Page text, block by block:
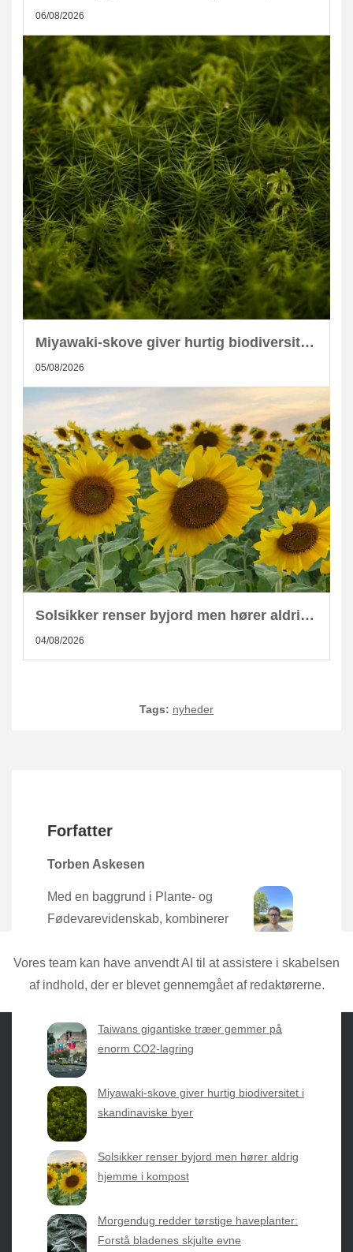
06/08/2026
Miyawaki-skove giver hurtig biodiversitet i skandinaviske byer
05/08/2026
Solsikker renser byjord men hører aldrig hjemme i kompost
04/08/2026
Tags: nyheder
Forfatter
Torben Askesen
Med en baggrund i Plante- og
Fødevarevidenskab, kombinerer
praktisk erfaring direkte fra mulden.
Taiwans gigantiske træer gemmer på
enorm CO2-lagring
Miyawaki-skove giver hurtig biodiversitet i
skandinaviske byer
Solsikker renser byjord men hører aldrig
hjemme i kompost
Morgendug redder tørstige haveplanter:
Forstå bladenes skjulte evne
Vores team kan have anvendt AI til at assistere i skabelsen
af indhold, der er blevet gennemgået af redaktørerne.
Sæsonvis
- Din foretrukne kilde til alt inden for
havearbejde og botanik. Få jordnære råd, spændende
nyheder fra botanikkens verden og nemme genveje til
sæsonens grønne glæder.
2026 © Web Atelier ApS